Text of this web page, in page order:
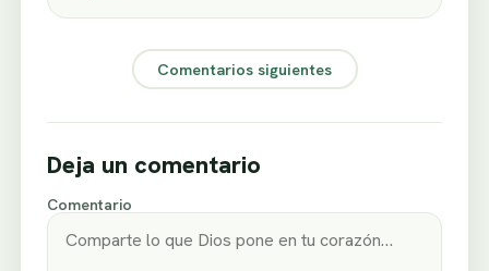
Comentarios siguientes
Deja un comentario
Comentario